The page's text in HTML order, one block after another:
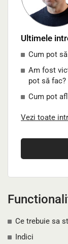
Ultimele
Cum pot
Am fost
pot să fac?
Cum pot
Vezi toate
Ce trebuie sa
Indici